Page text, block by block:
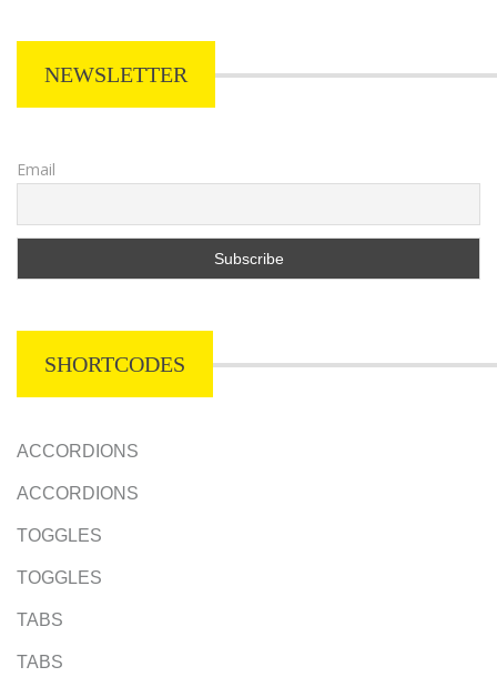
NEWSLETTER
Email
SHORTCODES
ACCORDIONS
ACCORDIONS
TOGGLES
TOGGLES
TABS
TABS